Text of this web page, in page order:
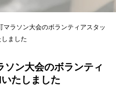
マラソン大会のボランティアスタッ
ました
ソン大会のボランティ
たしました